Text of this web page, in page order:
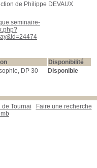
de Philippe DEVAUX
Disponibilité
DP 30 Disponible
Tournai
Faire une recherche